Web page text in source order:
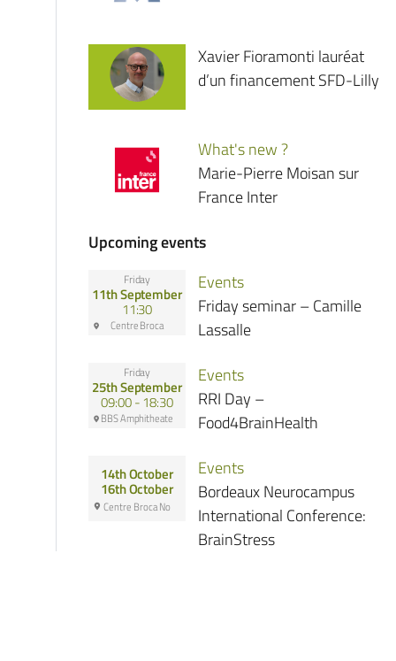
Xavier Fioramonti lauréat
d’un financement SFD-Lilly
What's new ?
Marie-Pierre Moisan sur
France Inter
Upcoming events
Friday
11th September
11:30
Centre Broca
Events
Friday seminar – Camille
Lassalle
Friday
25th September
09:00 - 18:30
BBS Amphitheate
Events
RRI Day –
Food4BrainHealth
14th October
16th October
Centre Broca No
Events
Bordeaux Neurocampus
International Conference:
BrainStress